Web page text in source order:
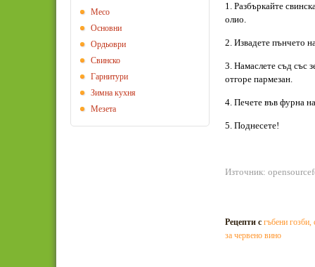
1. Разбъркайте
олио.
2. Извадете пънчето
3. Намаслете съд със
отгоре пармезан.
4. Печете във фурна
5. Поднесете!
Източник:
Рецепти с гъбени гозби,
за червено вино
Месо
Основни
Ордьоври
Свинско
Гарнитури
Зимна кухня
Мезета